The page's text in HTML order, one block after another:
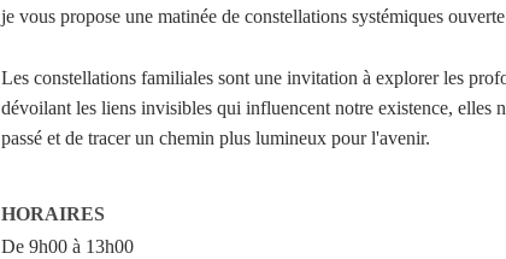
je vous propose une matinée de constellations systémiques
Les constellations familiales sont une invitation à explorer les
dévoilant les liens invisibles qui influencent notre existence, elles
passé et de tracer un chemin plus lumineux pour l'avenir.
HORAIRES
De 9h00 à 13h00